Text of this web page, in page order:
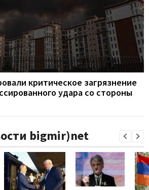
критическое загрязнение
удара со стороны
bigmir)net